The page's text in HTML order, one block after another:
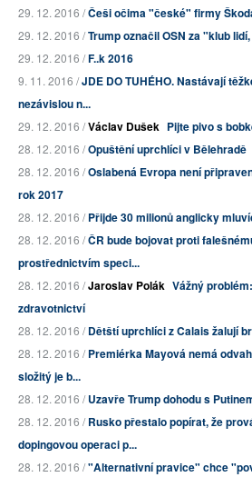
29. 12. 2016 /Češi očima "české" firmy
29. 12. 2016 /Trump označil OSN za "klub
29. 12. 2016 /F..k 2016
9. 11. 2016 /JDE DO TUHÉHO. Nastávají
nezávislou n...
29. 12. 2016 /Václav Dušek Pijte pivo s
28. 12. 2016 /Opuštění uprchlíci v Bělehradě
28. 12. 2016 /Oslabená Evropa není
rok 2017
28. 12. 2016 /Přijde 30 milionů anglicky
28. 12. 2016 /ČR bude bojovat proti
prostřednictvím speci...
28. 12. 2016 /Jaroslav Polák Vážný
zdravotnictví
28. 12. 2016 /Dětští uprchlíci z Calais žalují
28. 12. 2016 /Premiérka Mayová nemá
složitý je b...
28. 12. 2016 /Uzavře Trump dohodu s
28. 12. 2016 /Rusko přestalo popírat, že
dopingovou operaci p...
28. 12. 2016 /"Alternativní pravice" chce